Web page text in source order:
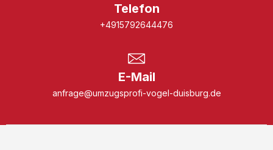
Telefon
+4915792644476
E-Mail
anfrage@umzugsprofi-vogel-duisburg.de